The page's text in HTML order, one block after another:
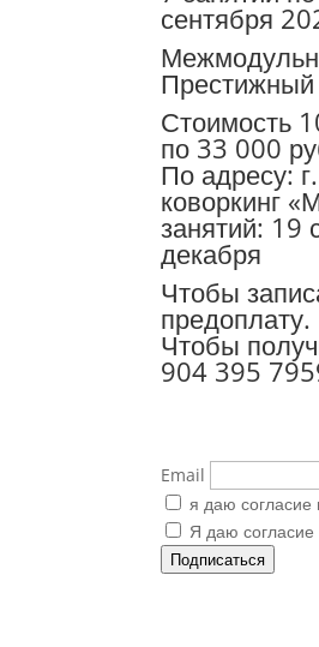
сентября
Престижный
Стоимость
по 33 000
По адресу:
коворкинг
занятий: 19
декабря
Чтобы
предоплату.
Чтобы
904 395
Email
я даю согласие
Я даю
Подписаться